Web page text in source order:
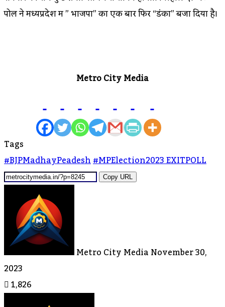
पोल ने मध्यप्रदेश में ” भाजपा” का एक बार फिर “डंका” बजा दिया है।
Metro City Media
Tags
#BJPMadhayPeadesh#MPElection2023 EXITPOLL
Copy URL
Metro City MediaNovember 30,
2023
1,826